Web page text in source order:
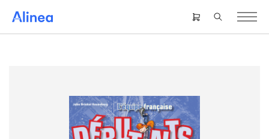
hovedindhold
Header
right